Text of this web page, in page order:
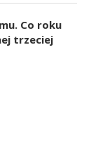
Co roku
trzeciej